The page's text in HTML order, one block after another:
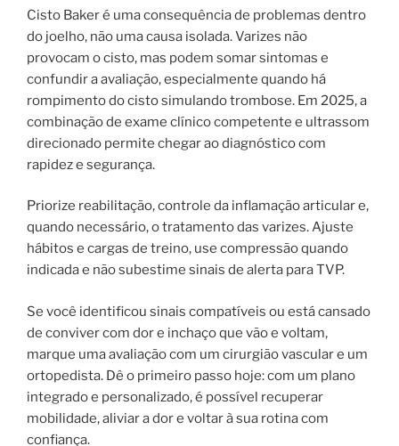
Cisto Baker é uma consequência de problemas dentro
do joelho, não uma causa isolada. Varizes não
provocam o cisto, mas podem somar sintomas e
confundir a avaliação, especialmente quando há
rompimento do cisto simulando trombose. Em 2025, a
combinação de exame clínico competente e ultrassom
direcionado permite chegar ao diagnóstico com
rapidez e segurança.
Priorize reabilitação, controle da inflamação articular e,
quando necessário, o tratamento das varizes. Ajuste
hábitos e cargas de treino, use compressão quando
indicada e não subestime sinais de alerta para TVP.
Se você identificou sinais compatíveis ou está cansado
de conviver com dor e inchaço que vão e voltam,
marque uma avaliação com um cirurgião vascular e um
ortopedista. Dê o primeiro passo hoje: com um plano
integrado e personalizado, é possível recuperar
mobilidade, aliviar a dor e voltar à sua rotina com
confiança.